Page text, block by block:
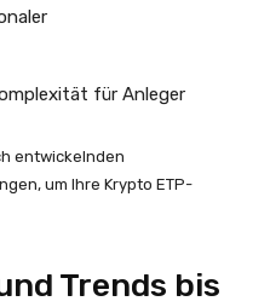
für Anleger
entwickelnden
um Ihre Krypto ETP-
Trends bis